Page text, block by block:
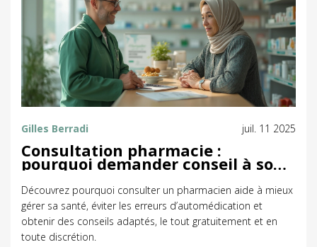
Gilles Berradi juil. 11 2025
Consultation pharmacie :
pourquoi demander conseil à son
pharmacien ?
Découvrez pourquoi consulter un pharmacien aide à mieux
gérer sa santé, éviter les erreurs d’automédication et
obtenir des conseils adaptés, le tout gratuitement et en
toute discrétion.